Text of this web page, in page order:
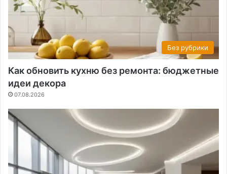
Без рубрики
Как обновить кухню без ремонта: бюджетные
идеи декора
07.08.2026